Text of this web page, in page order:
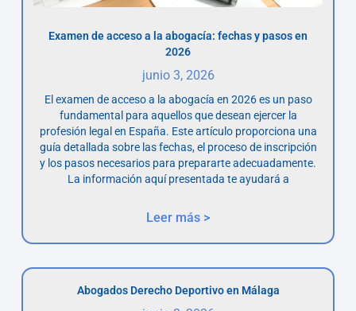
Examen de acceso a la abogacía: fechas y pasos en
2026
junio 3, 2026
El examen de acceso a la abogacía en 2026 es un paso
fundamental para aquellos que desean ejercer la
profesión legal en España. Este artículo proporciona una
guía detallada sobre las fechas, el proceso de inscripción
y los pasos necesarios para prepararte adecuadamente.
La información aquí presentada te ayudará a
Leer más >
Abogados Derecho Deportivo en Málaga